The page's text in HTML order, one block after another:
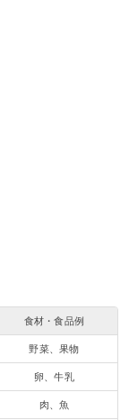
食材・食品例
野菜、果物
卵、牛乳
肉、魚